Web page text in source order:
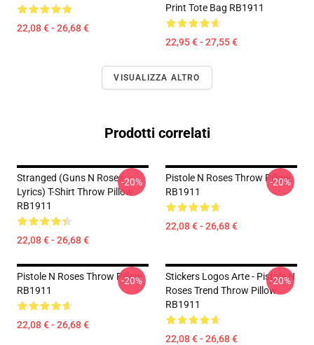
22,08 € - 26,68 €
Print Tote Bag RB1911
22,95 € - 27,55 €
VISUALIZZA ALTRO
Prodotti correlati
Stranged (Guns N Roses
Lyrics) T-Shirt Throw Pillow
RB1911
22,08 € - 26,68 €
-20%
Pistole N Roses Throw Pillow
RB1911
22,08 € - 26,68 €
-20%
Pistole N Roses Throw Pillow
RB1911
22,08 € - 26,68 €
-20%
Stickers Logos Arte - Pistole N
Roses Trend Throw Pillow
RB1911
22,08 € - 26,68 €
-20%